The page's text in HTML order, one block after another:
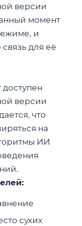
версии
момент
и
для её
доступен
версии
что
на
ИИ
сухих